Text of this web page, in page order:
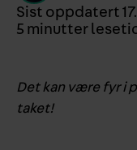
Sist oppdatert
5 minutter
Det kan være fyr i
taket!